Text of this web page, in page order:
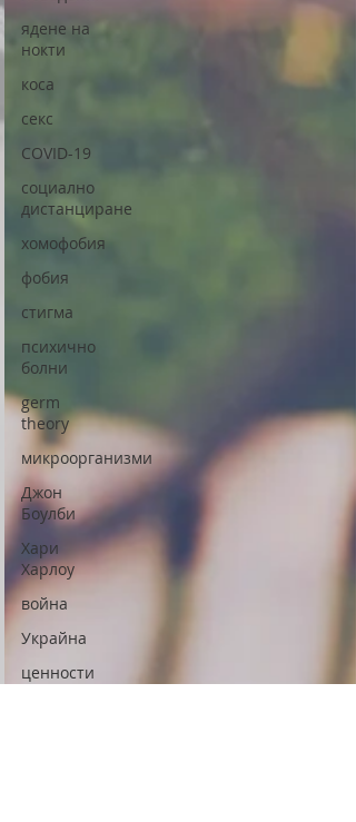
ядене на
нокти
коса
секс
COVID-19
социално
дистанциране
хомофобия
фобия
стигма
психично
болни
germ
theory
микроорганизми
Джон
Боулби
Хари
Харлоу
война
Украйна
ценности